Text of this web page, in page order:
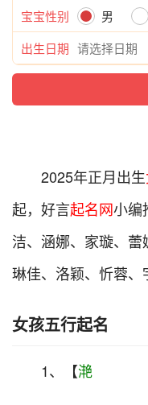
宝宝性别
男
出生日期
2025年正月出生
起，好言起名网小编
洁、涵娜、家璇、蕾
琳佳、洛颖、忻蓉、
女孩五行起名
1、【滟